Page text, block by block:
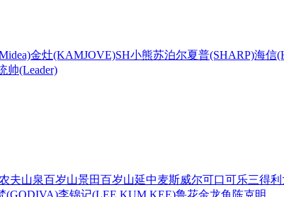
金灶(KAMJOVE)SH小熊苏泊尔夏普(SHARP)海信
帅(Leader)
夫山泉百岁山景田百岁山延中麦斯威尔可口可乐三得利
(GODIVA)李锦记(LEE KUM KEE)鲁花金龙鱼 陈克明